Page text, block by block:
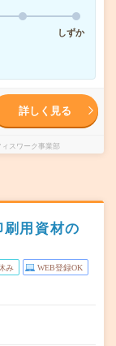
しずか
詳しく見る
スワーク事業部
刷用資材の
み WEB登録OK